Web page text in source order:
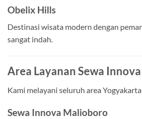
Obelix Hills
Destinasi wisata modern dengan
sangat indah.
Area Layanan Sewa
Kami melayani seluruh area
Sewa Innova Malioboro